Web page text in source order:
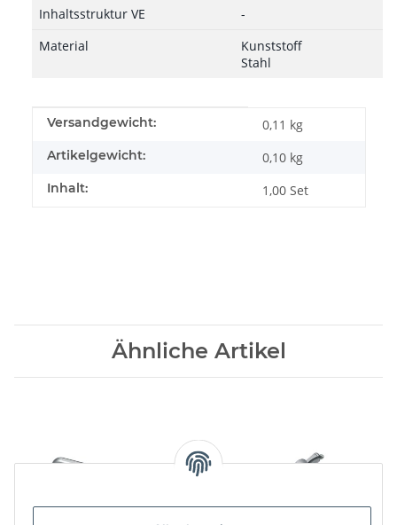
Inhaltsstruktur VE
-
Material
Kunststoff
Stahl
Produkteigenschaft
Wert
Versandgewicht: 0,11 kg
Artikelgewicht: 0,10 kg
Inhalt: 1,00 Set
Ähnliche Artikel